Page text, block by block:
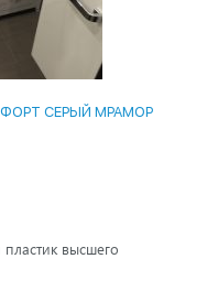
СЕРЫЙ МРАМОР
высшего